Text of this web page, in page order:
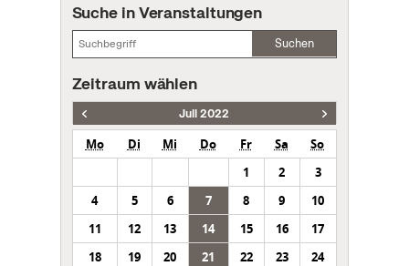
Suche in Veranstaltungen
Suchen
Zeitraum wählen
Juli 2022
Mo Di Mi Do Fr Sa
So
1
2
3
4
5 6 7 8 9
10
11
12 13 14 15 16
17
18
19 20 21 22 23
24